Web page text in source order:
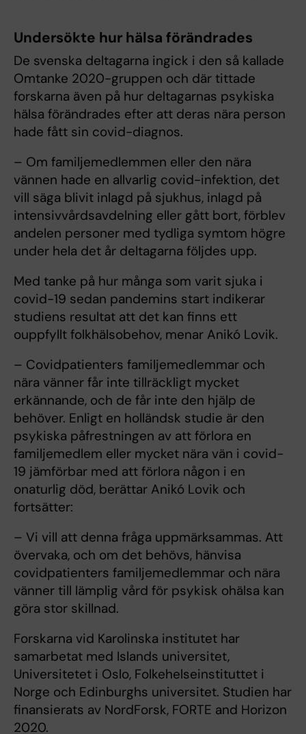
Undersökte hur hälsa förändrades
De svenska deltagarna ingick i den så kallade
Omtanke 2020-gruppen och där tittade
forskarna även på hur deltagarnas psykiska
hälsa förändrades efter att deras nära person
hade fått sin covid-diagnos.
– Om familjemedlemmen eller den nära
vännen hade en allvarlig covid-infektion, det
vill säga blivit inlagd på sjukhus, inlagd på
intensivvårdsavdelning eller gått bort, förblev
andelen personer med tydliga symtom högre
under hela det år deltagarna följdes upp.
Med tanke på hur många som varit sjuka i
covid-19 sedan pandemins start indikerar
studiens resultat att det kan finns ett
ouppfyllt folkhälsobehov, menar Anikó Lovik.
– Covidpatienters familjemedlemmar och
nära vänner får inte tillräckligt mycket
erkännande, och de får inte den hjälp de
behöver. Enligt en holländsk studie är den
psykiska påfrestningen av att förlora en
familjemedlem eller mycket nära vän i covid-
19 jämförbar med att förlora någon i en
onaturlig död, berättar Anikó Lovik och
fortsätter:
– Vi vill att denna fråga uppmärksammas. Att
övervaka, och om det behövs, hänvisa
covidpatienters familjemedlemmar och nära
vänner till lämplig vård för psykisk ohälsa kan
göra stor skillnad.
Forskarna vid Karolinska institutet har
samarbetat med Islands universitet,
Universitetet i Oslo, Folkehelseinstituttet i
Norge och Edinburghs universitet. Studien har
finansierats av NordForsk, FORTE and Horizon
2020.